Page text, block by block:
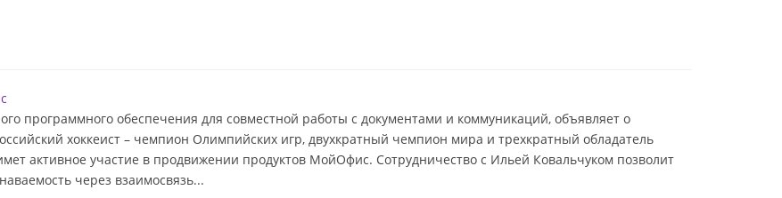
программного обеспечения для совместной работы с документами и коммуникаций, объявляет о
хоккеист – чемпион Олимпийских игр, двухкратный чемпион мира и трехкратный обладатель
активное участие в продвижении продуктов МойОфис. Сотрудничество с Ильей Ковальчуком позволит
через взаимосвязь...